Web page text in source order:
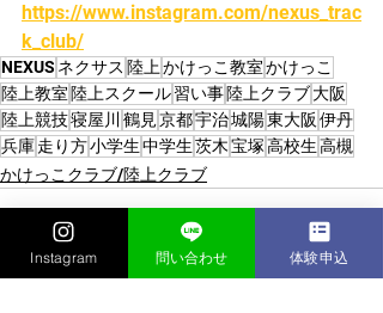
https://www.instagram.com/nexus_trac
k_club/
NEXUS ネクサス 陸上かけっこ教室かけっこ
陸上教室 陸上スクール習い事陸上クラブ大阪
陸上競技寝屋川 鶴見京都宇治城陽東大阪 伊丹
兵庫走り方小学生中学生茨木宝塚高校生高槻
かけっこクラブ/陸上クラブ
Instagram 問い合わせ 体験申込